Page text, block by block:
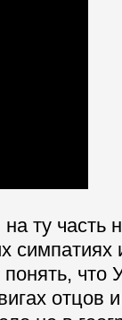
ту часть
симпатиях
что
отцов